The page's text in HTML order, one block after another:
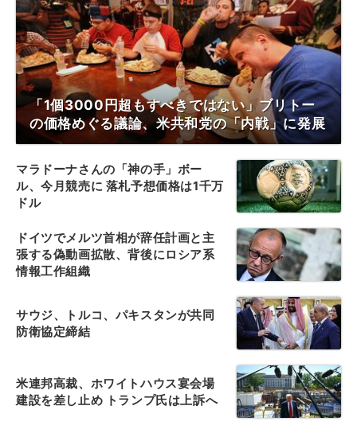
「1個3000円超もすべきではない」ブリトー
の価格めぐる議論、米共和党の「内戦」に発展
マラドーナさんの「神の手」ボー
ル、今月競売に 落札予想価格は1千万
ドル
ドイツでメルツ首相が辞任計画と主
張する偽動画拡散、背後にロシア系
情報工作組織
サウジ、トルコ、パキスタンが共同
防衛協定締結
米連邦高裁、ホワイトハウス宴会場
建設を差し止め トランプ氏は上訴へ